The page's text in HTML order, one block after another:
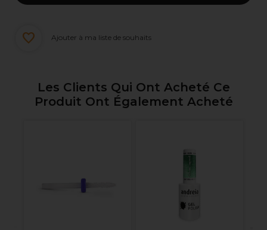
Ajouter à ma liste de souhaits
Les Clients Qui Ont Acheté Ce
Produit Ont Également Acheté